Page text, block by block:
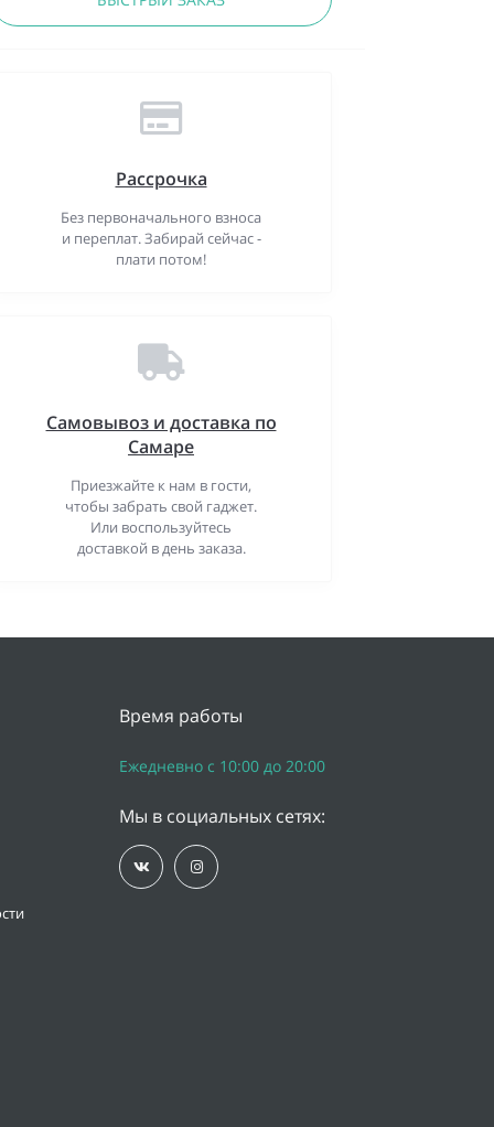
Рассрочка
Без первоначального взноса
и переплат. Забирай сейчас -
плати потом!
Самовывоз и доставка по
Самаре
Приезжайте к нам в гости,
чтобы забрать свой гаджет.
Или воспользуйтесь
доставкой в день заказа.
Время работы
Ежедневно с 10:00 до 20:00
Мы в социальных сетях: